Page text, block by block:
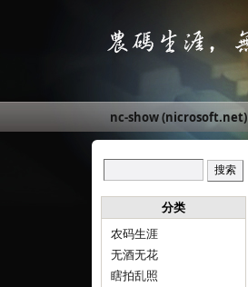
nc-show (nicrosoft.net)
分类
农码生涯
无酒无花
瞎拍乱照